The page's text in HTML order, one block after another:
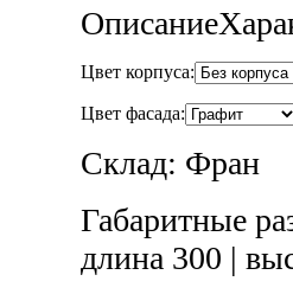
Описание
Цвет корпуса:
Цвет фасада:
Склад: Фран
Габаритные
длина 300 |